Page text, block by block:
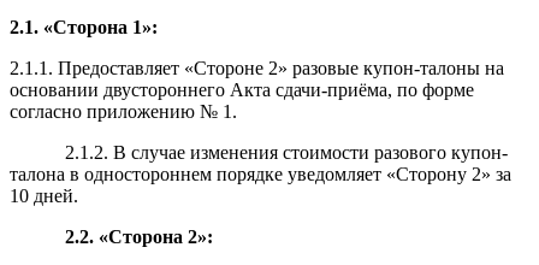
2.1. «Сторона 1»:
2.1.1. Предоставляет «Стороне 2» разовые купон-талоны на
основании двустороннего Акта сдачи-приёма, по форме
согласно приложению № 1.
2.1.2. В случае изменения стоимости разового купон-
талона в одностороннем порядке уведомляет «Сторону 2» за
10 дней.
2.2. «Сторона 2»: